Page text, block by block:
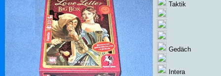
Taktik
Gedäch
Intera